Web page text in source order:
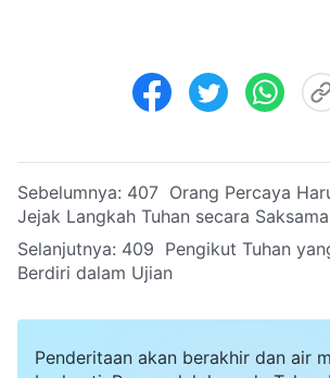
Sebelumnya: 407 Orang Percaya
Jejak Langkah Tuhan secara Saksama
Selanjutnya: 409 Pengikut Tuhan
Berdiri dalam Ujian
Penderitaan akan berakhir dan air